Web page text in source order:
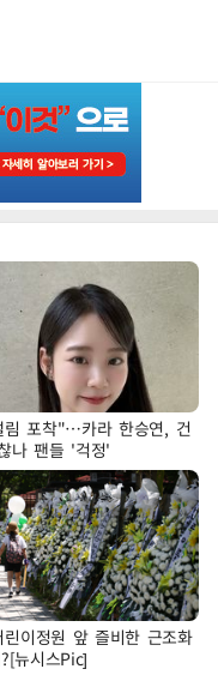
포착"…카라 한승연, 건
나 팬들 '걱정'
린이정원 앞 즐비한 근조화
뉴시스Pic]